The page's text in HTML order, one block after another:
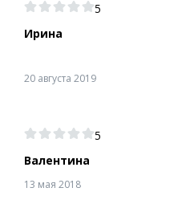
5
Ирина
20 августа 2019
5
Валентина
13 мая 2018